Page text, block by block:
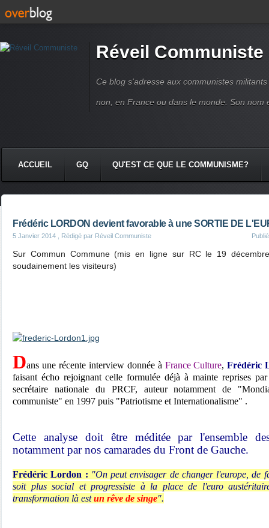
Réveil Communiste
Ce blog s'adresse aux communistes
non, en France ou dans le monde. Son nom
ACCUEIL GQ QU'EST CE QUE LE COMMUNISME?
Frédéric LORDON devient favorable à une SORTIE DE
5 Janvier 2014 , Rédigé par Réveil Communiste
Sur Commun Commune (mis en ligne sur RC le 19
soudainement les visiteurs)
Dans une récente interview donnée à France Culture,Frédéric
faisant écho rejoignant celle formulée déjà à mainte reprises
secrétaire nationale du PRCF, auteur notamment de
communiste" en 1997 puis "Patriotisme et Internationalisme" .
Cette analyse doit être méditée par l'ensemble
notamment par nos camarades du Front de Gauche.
Frédéric Lordon : "On peut envisager de changer l'europe, de
soit plus social et progressiste à la place de l'euro
transformation là estun rêve de singe".